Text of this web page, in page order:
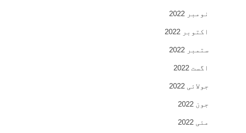
نومبر 2022
اکتوبر 2022
ستمبر 2022
اگست 2022
جولائی 2022
جون 2022
مئی 2022